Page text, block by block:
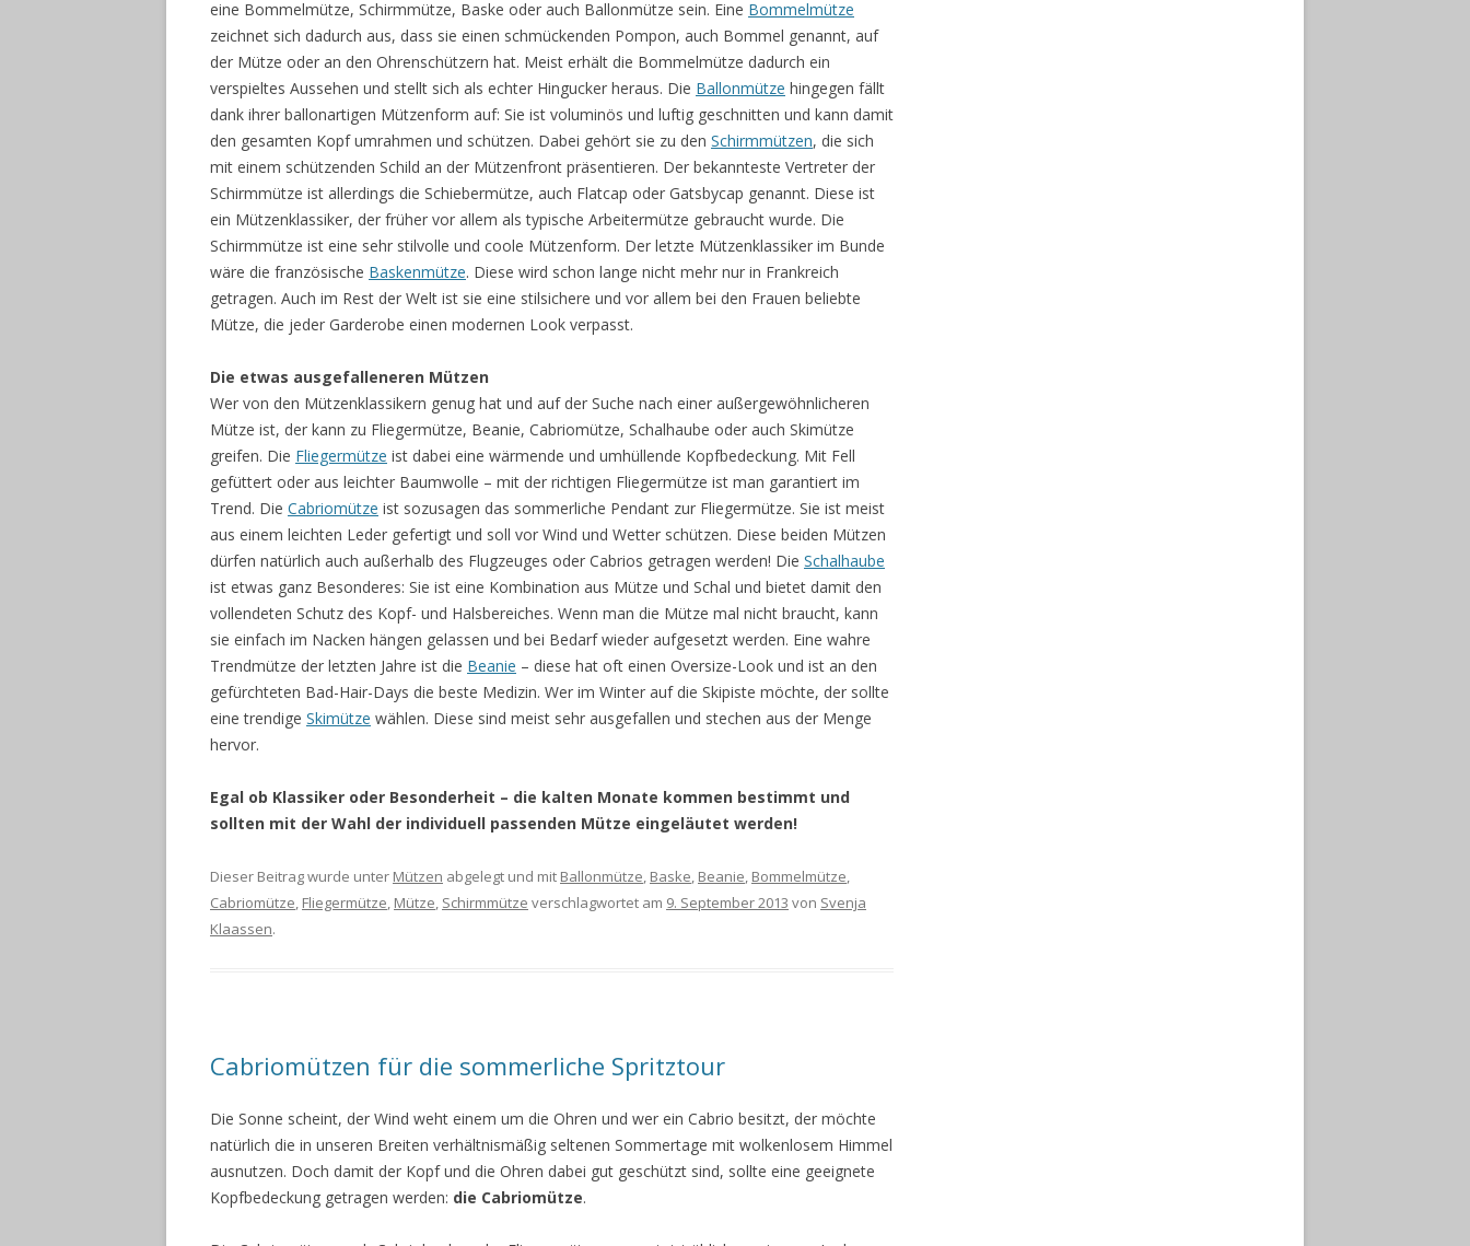
eine Bommelmütze, Schirmmütze, Baske oder auch Ballonmütze sein. Eine Bommelmütze
zeichnet sich dadurch aus, dass sie einen schmückenden Pompon, auch Bommel genannt, auf
der Mütze oder an den Ohrenschützern hat. Meist erhält die Bommelmütze dadurch ein
verspieltes Aussehen und stellt sich als echter Hingucker heraus. Die Ballonmütze hingegen fällt
dank ihrer ballonartigen Mützenform auf: Sie ist voluminös und luftig geschnitten und kann damit
den gesamten Kopf umrahmen und schützen. Dabei gehört sie zu den Schirmmützen, die sich
mit einem schützenden Schild an der Mützenfront präsentieren. Der bekannteste Vertreter der
Schirmmütze ist allerdings die Schiebermütze, auch Flatcap oder Gatsbycap genannt. Diese ist
ein Mützenklassiker, der früher vor allem als typische Arbeitermütze gebraucht wurde. Die
Schirmmütze ist eine sehr stilvolle und coole Mützenform. Der letzte Mützenklassiker im Bunde
wäre die französische Baskenmütze. Diese wird schon lange nicht mehr nur in Frankreich
getragen. Auch im Rest der Welt ist sie eine stilsichere und vor allem bei den Frauen beliebte
Mütze, die jeder Garderobe einen modernen Look verpasst.
Die etwas ausgefalleneren Mützen
Wer von den Mützenklassikern genug hat und auf der Suche nach einer außergewöhnlicheren
Mütze ist, der kann zu Fliegermütze, Beanie, Cabriomütze, Schalhaube oder auch Skimütze
greifen. Die Fliegermütze ist dabei eine wärmende und umhüllende Kopfbedeckung. Mit Fell
gefüttert oder aus leichter Baumwolle – mit der richtigen Fliegermütze ist man garantiert im
Trend. Die Cabriomütze ist sozusagen das sommerliche Pendant zur Fliegermütze. Sie ist meist
aus einem leichten Leder gefertigt und soll vor Wind und Wetter schützen. Diese beiden Mützen
dürfen natürlich auch außerhalb des Flugzeuges oder Cabrios getragen werden! Die Schalhaube
ist etwas ganz Besonderes: Sie ist eine Kombination aus Mütze und Schal und bietet damit den
vollendeten Schutz des Kopf- und Halsbereiches. Wenn man die Mütze mal nicht braucht, kann
sie einfach im Nacken hängen gelassen und bei Bedarf wieder aufgesetzt werden. Eine wahre
Trendmütze der letzten Jahre ist die Beanie – diese hat oft einen Oversize-Look und ist an den
gefürchteten Bad-Hair-Days die beste Medizin. Wer im Winter auf die Skipiste möchte, der sollte
eine trendige Skimütze wählen. Diese sind meist sehr ausgefallen und stechen aus der Menge
hervor.
Egal ob Klassiker oder Besonderheit – die kalten Monate kommen bestimmt und
sollten mit der Wahl der individuell passenden Mütze eingeläutet werden!
Dieser Beitrag wurde unter Mützen abgelegt und mit Ballonmütze, Baske, Beanie, Bommelmütze,
Cabriomütze, Fliegermütze, Mütze, Schirmmütze verschlagwortet am 9. September 2013 von Svenja
Klaassen.
Cabriomützen für die sommerliche Spritztour
Die Sonne scheint, der Wind weht einem um die Ohren und wer ein Cabrio besitzt, der möchte
natürlich die in unseren Breiten verhältnismäßig seltenen Sommertage mit wolkenlosem Himmel
ausnutzen. Doch damit der Kopf und die Ohren dabei gut geschützt sind, sollte eine geeignete
Kopfbedeckung getragen werden: die Cabriomütze.